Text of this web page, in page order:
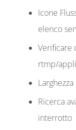
Icone
elenco
Verificare
rtmp/
Ricerca
interrotto